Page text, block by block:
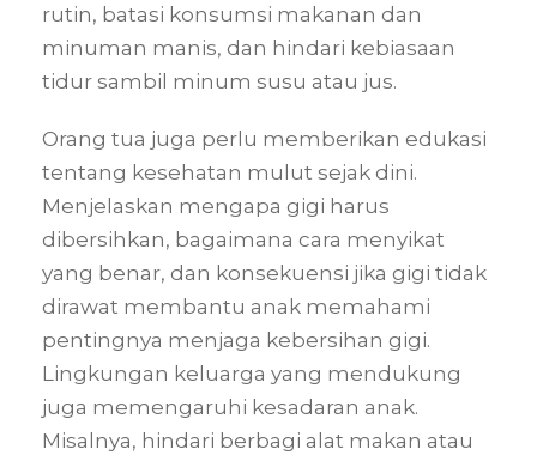
rutin, batasi konsumsi makanan dan
minuman manis, dan hindari kebiasaan
tidur sambil minum susu atau jus.
Orang tua juga perlu memberikan edukasi
tentang kesehatan mulut sejak dini.
Menjelaskan mengapa gigi harus
dibersihkan, bagaimana cara menyikat
yang benar, dan konsekuensi jika gigi tidak
dirawat membantu anak memahami
pentingnya menjaga kebersihan gigi.
Lingkungan keluarga yang mendukung
juga memengaruhi kesadaran anak.
Misalnya, hindari berbagi alat makan atau